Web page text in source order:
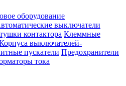
оборудование
выключатели
контактора Клеммные
выключателей-
пускатели Предохранители
тока